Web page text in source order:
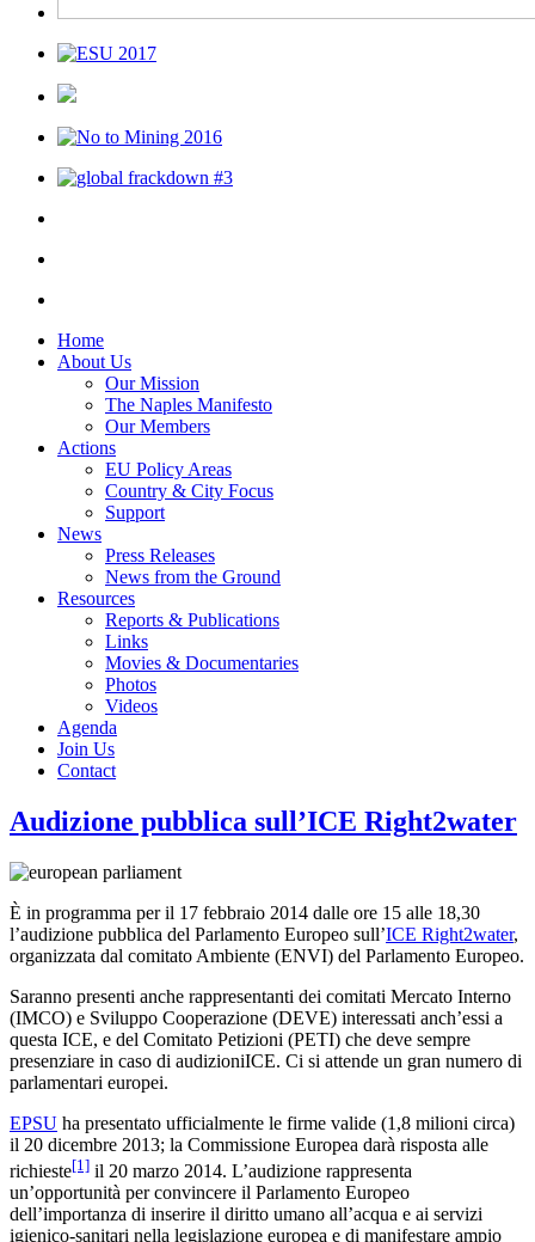
Home
About Us
Our Mission
The Naples Manifesto
Our Members
Actions
EU Policy Areas
Country & City Focus
Support
News
Press Releases
News from the Ground
Resources
Reports & Publications
Links
Movies & Documentaries
Photos
Videos
Agenda
Join Us
Contact
Audizione pubblica sull’ICE Right2water
È in programma per il 17 febbraio 2014 dalle ore 15 alle 18,30
l’audizione pubblica del Parlamento Europeo sull’ICE Right2water,
organizzata dal comitato Ambiente (ENVI) del Parlamento Europeo.
Saranno presenti anche rappresentanti dei comitati Mercato Interno
(IMCO) e Sviluppo Cooperazione (DEVE) interessati anch’essi a
questa ICE, e del Comitato Petizioni (PETI) che deve sempre
presenziare in caso di audizioniICE. Ci si attende un gran numero di
parlamentari europei.
EPSU ha presentato ufficialmente le firme valide (1,8 milioni circa)
il 20 dicembre 2013; la Commissione Europea darà risposta alle
richieste[1] il 20 marzo 2014. L’audizione rappresenta
un’opportunità per convincere il Parlamento Europeo
dell’importanza di inserire il diritto umano all’acqua e ai servizi
igienico-sanitari nella legislazione europea e di manifestare ampio